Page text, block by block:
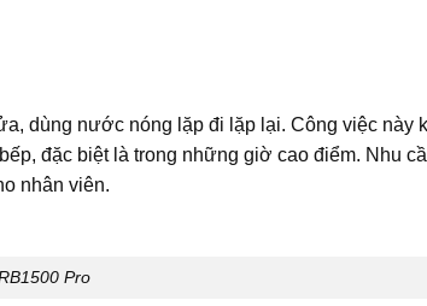
dùng nước nóng lặp đi lặp lại. Công việc này
đặc biệt là trong những giờ cao điểm. Nhu
nhân viên.
Pro